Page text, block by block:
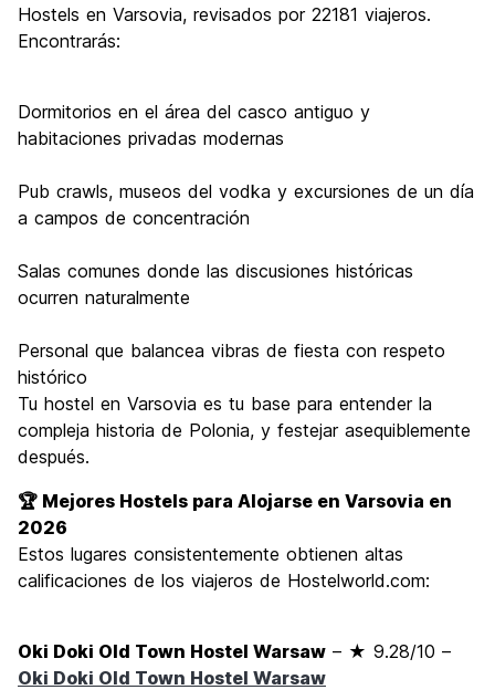
Hostels en Varsovia, revisados por 22181 viajeros.
Encontrarás:
Dormitorios en el área del casco antiguo y
habitaciones privadas modernas
Pub crawls, museos del vodka y excursiones de un día
a campos de concentración
Salas comunes donde las discusiones históricas
ocurren naturalmente
Personal que balancea vibras de fiesta con respeto
histórico
Tu hostel en Varsovia es tu base para entender la
compleja historia de Polonia, y festejar asequiblemente
después.
🏆 Mejores Hostels para Alojarse en Varsovia en
2026
Estos lugares consistentemente obtienen altas
calificaciones de los viajeros de Hostelworld.com:
Oki Doki Old Town Hostel Warsaw – ★ 9.28/10 –
Oki Doki Old Town Hostel Warsaw